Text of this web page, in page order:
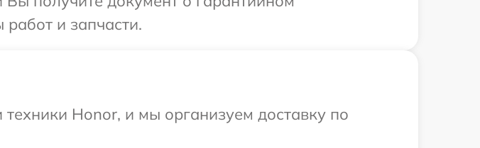
и запчасти.
Honor, и мы организуем доставку по